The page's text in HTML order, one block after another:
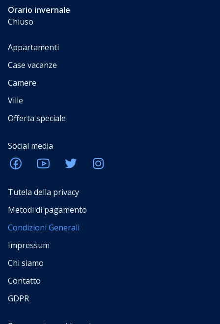
Orario invernale
Chiuso
Appartamenti
Case vacanze
Camere
Ville
Offerta speciale
Social media
Tutela della privacy
Metodi di pagamento
Condizioni Generali
Impressum
Chi siamo
Contatto
GDPR